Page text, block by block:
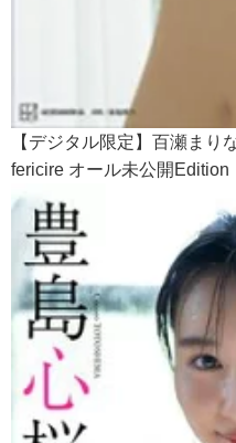
【デジタル限定】百瀬まり
fericire オール未公開Edition